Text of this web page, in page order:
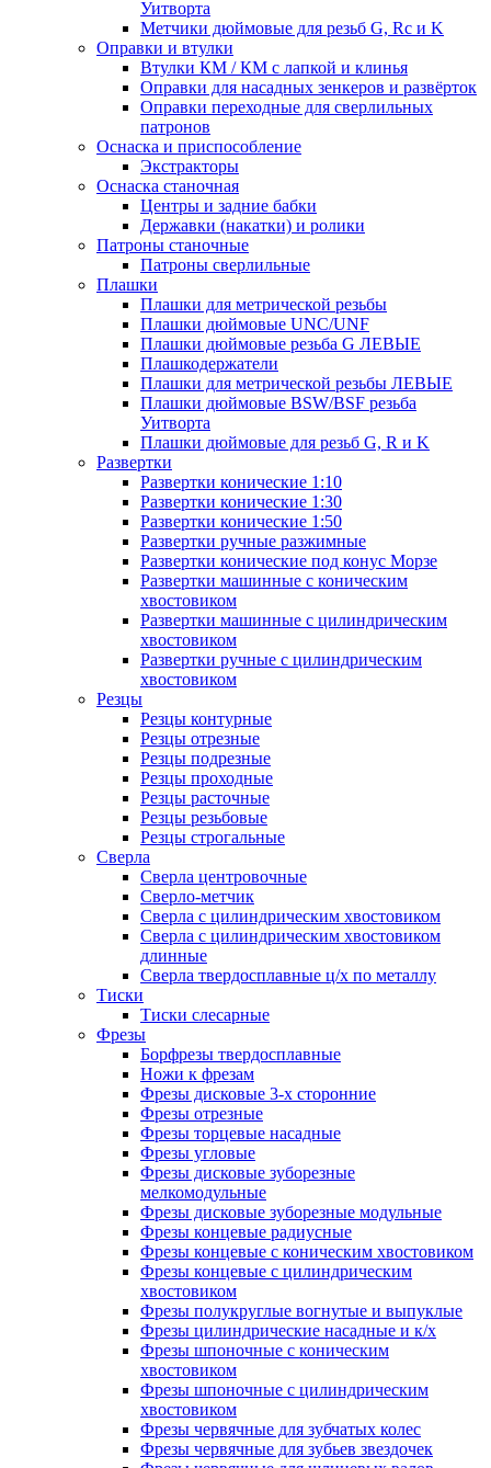
Уитворта
Метчики дюймовые для резьб G, Rc и K
Оправки и втулки
Втулки КМ / КМ с лапкой и клинья
Оправки для насадных зенкеров и развёрток
Оправки переходные для сверлильных
патронов
Оснаска и приспособление
Экстракторы
Оснаска станочная
Центры и задние бабки
Державки (накатки) и ролики
Патроны станочные
Патроны сверлильные
Плашки
Плашки для метрической резьбы
Плашки дюймовые UNC/UNF
Плашки дюймовые резьба G ЛЕВЫЕ
Плашкодержатели
Плашки для метрической резьбы ЛЕВЫЕ
Плашки дюймовые BSW/BSF резьба
Уитворта
Плашки дюймовые для резьб G, R и K
Развертки
Развертки конические 1:10
Развертки конические 1:30
Развертки конические 1:50
Развертки ручные разжимные
Развертки конические под конус Морзе
Развертки машинные с коническим
хвостовиком
Развертки машинные с цилиндрическим
хвостовиком
Развертки ручные с цилиндрическим
хвостовиком
Резцы
Резцы контурные
Резцы отрезные
Резцы подрезные
Резцы проходные
Резцы расточные
Резцы резьбовые
Резцы строгальные
Сверла
Сверла центровочные
Сверло-метчик
Сверла с цилиндрическим хвостовиком
Сверла с цилиндрическим хвостовиком
длинные
Сверла твердосплавные ц/х по металлу
Тиски
Тиски слесарные
Фрезы
Борфрезы твердосплавные
Ножи к фрезам
Фрезы дисковые 3-х сторонние
Фрезы отрезные
Фрезы торцевые насадные
Фрезы угловые
Фрезы дисковые зуборезные
мелкомодульные
Фрезы дисковые зуборезные модульные
Фрезы концевые радиусные
Фрезы концевые с коническим хвостовиком
Фрезы концевые с цилиндрическим
хвостовиком
Фрезы полукруглые вогнутые и выпуклые
Фрезы цилиндрические насадные и к/х
Фрезы шпоночные с коническим
хвостовиком
Фрезы шпоночные с цилиндрическим
хвостовиком
Фрезы червячные для зубчатых колес
Фрезы червячные для зубьев звездочек